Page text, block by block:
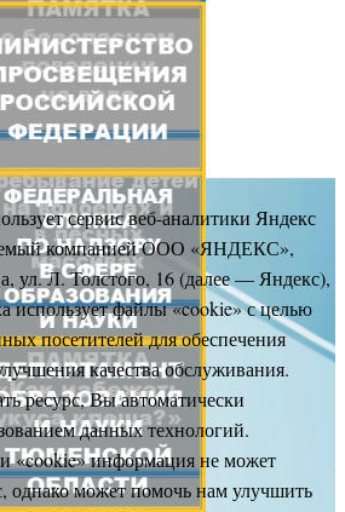
сервис веб-аналитики Яндекс
компанией ООО «ЯНДЕКС»,
ул. Л. Толстого, 16 (далее — Яндекс),
использует файлы «cookie» с целью
посетителей для обеспечения
качества обслуживания.
ресурс, Вы автоматически
данных технологий.
«cookie» информация не может
однако может помочь нам улучшить